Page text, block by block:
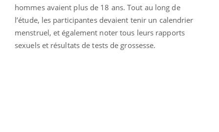
hommes avaient plus de 18 ans. Tout au long de
l’étude, les participantes devaient tenir un calendrier
menstruel, et également noter tous leurs rapports
sexuels et résultats de tests de grossesse.